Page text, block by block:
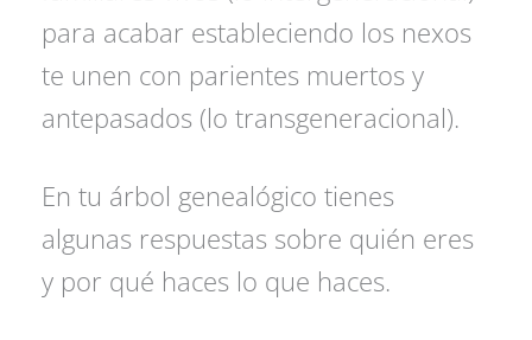
para acabar estableciendo los nexos
te unen con parientes muertos y
antepasados (lo transgeneracional).
En tu árbol genealógico tienes
algunas respuestas sobre quién eres
y por qué haces lo que haces.